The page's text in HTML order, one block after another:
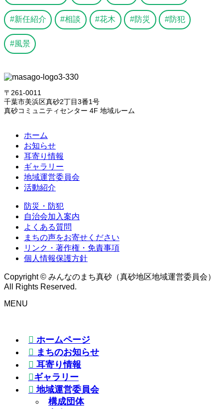
新任紹介 相談 花木 防災 防犯
風景
〒261-0011
千葉市美浜区真砂2丁目3番1号
真砂コミュニティセンター 4F 地域ルーム
ホーム
お知らせ
耳寄り情報
ギャラリー
地域運営委員会
活動紹介
防災・防犯
自治会加入案内
よくある質問
まちの声をお寄せください
リンク・著作権・免責事項
個人情報保護方針
Copyright © みんなのまち真砂（真砂地区地域運営委員会）
All Rights Reserved.
MENU
ホームページ
まちのお知らせ
耳寄り情報
ギャラリー
地域運営委員会
構成団体